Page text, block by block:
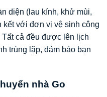
diện (lau kính, khử mùi,
với đơn vị vệ sinh công
cả đều được lên lịch
trùng lặp, đảm bảo bạn
nhà Go